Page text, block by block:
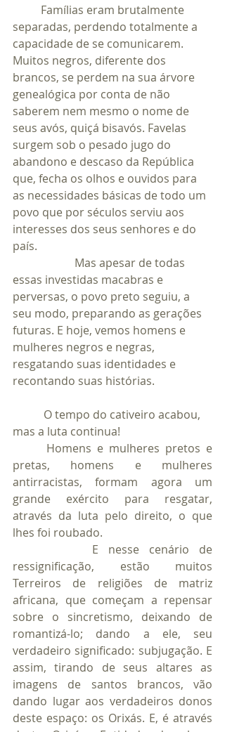
separadas, perdendo totalmente a
capacidade de se comunicarem.
Muitos negros, diferente dos
brancos, se perdem na sua árvore
genealógica por conta de não
saberem nem mesmo o nome de
seus avós, quiçá bisavós. Favelas
surgem sob o pesado jugo do
abandono e descaso da República
que, fecha os olhos e ouvidos para
as necessidades básicas de todo um
povo que por séculos serviu aos
interesses dos seus senhores e do
país.
                      Mas apesar de todas
essas investidas macabras e
perversas, o povo preto seguiu, a
seu modo, preparando as gerações
futuras. E hoje, vemos homens e
mulheres negros e negras,
resgatando suas identidades e
recontando suas histórias.
mas a luta continua!
pretas, homens e mulheres
antirracistas, formam agora um
grande exército para resgatar,
através da luta pelo direito, o que
lhes foi roubado.
ressignificação, estão muitos
Terreiros de religiões de matriz
africana, que começam a repensar
sobre o sincretismo, deixando de
romantizá-lo; dando a ele, seu
verdadeiro significado: subjugação. E
assim, tirando de seus altares as
imagens de santos brancos, vão
dando lugar aos verdadeiros donos
deste espaço: os Orixás. E, é através